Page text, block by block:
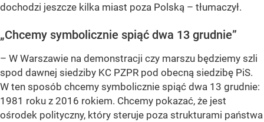
dochodzi jeszcze kilka miast poza Polską – tłumaczył.
„Chcemy symbolicznie spiąć dwa 13 grudnie”
– W Warszawie na demonstracji czy marszu będziemy szli
spod dawnej siedziby KC PZPR pod obecną siedzibę PiS.
W ten sposób chcemy symbolicznie spiąć dwa 13 grudnie:
1981 roku z 2016 rokiem. Chcemy pokazać, że jest
ośrodek polityczny, który steruje poza strukturami państwa